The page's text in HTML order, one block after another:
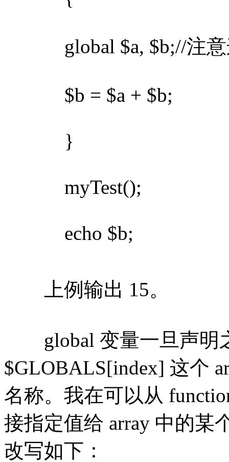
global $a, $b;//注意
$b = $a + $b;
}
myTest();
echo $b;
上例输出 15。
global 变量一旦声明
$GLOBALS[index] 这个
名称。我在可以从
接指定值给 array 中的某
改写如下：